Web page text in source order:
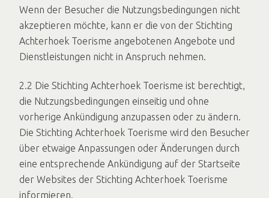
Wenn der Besucher die Nutzungsbedingungen nicht
akzeptieren möchte, kann er die von der Stichting
Achterhoek Toerisme angebotenen Angebote und
Dienstleistungen nicht in Anspruch nehmen.
2.2 Die Stichting Achterhoek Toerisme ist berechtigt,
die Nutzungsbedingungen einseitig und ohne
vorherige Ankündigung anzupassen oder zu ändern.
Die Stichting Achterhoek Toerisme wird den Besucher
über etwaige Anpassungen oder Änderungen durch
eine entsprechende Ankündigung auf der Startseite
der Websites der Stichting Achterhoek Toerisme
informieren.